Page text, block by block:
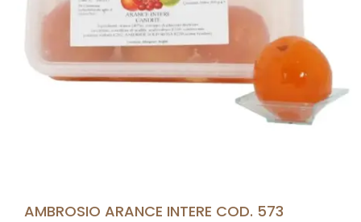
AMBROSIO ARANCE INTERE COD. 573